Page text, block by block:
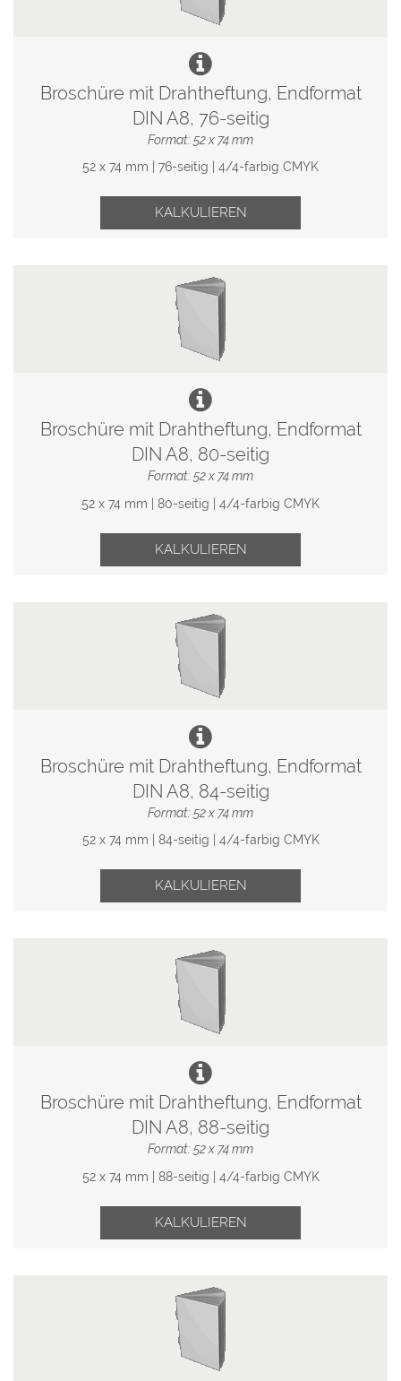
Broschüre mit Drahtheftung, Endformat
DIN A8, 76-seitig
Format: 52 x 74 mm
52 x 74 mm | 76-seitig | 4/4-farbig CMYK
KALKULIEREN
Broschüre mit Drahtheftung, Endformat
DIN A8, 80-seitig
Format: 52 x 74 mm
52 x 74 mm | 80-seitig | 4/4-farbig CMYK
KALKULIEREN
Broschüre mit Drahtheftung, Endformat
DIN A8, 84-seitig
Format: 52 x 74 mm
52 x 74 mm | 84-seitig | 4/4-farbig CMYK
KALKULIEREN
Broschüre mit Drahtheftung, Endformat
DIN A8, 88-seitig
Format: 52 x 74 mm
52 x 74 mm | 88-seitig | 4/4-farbig CMYK
KALKULIEREN